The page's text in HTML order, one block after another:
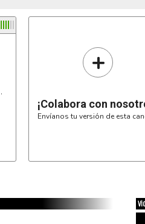
.
+
¡Colabora con
Envíanos tu versión de esta